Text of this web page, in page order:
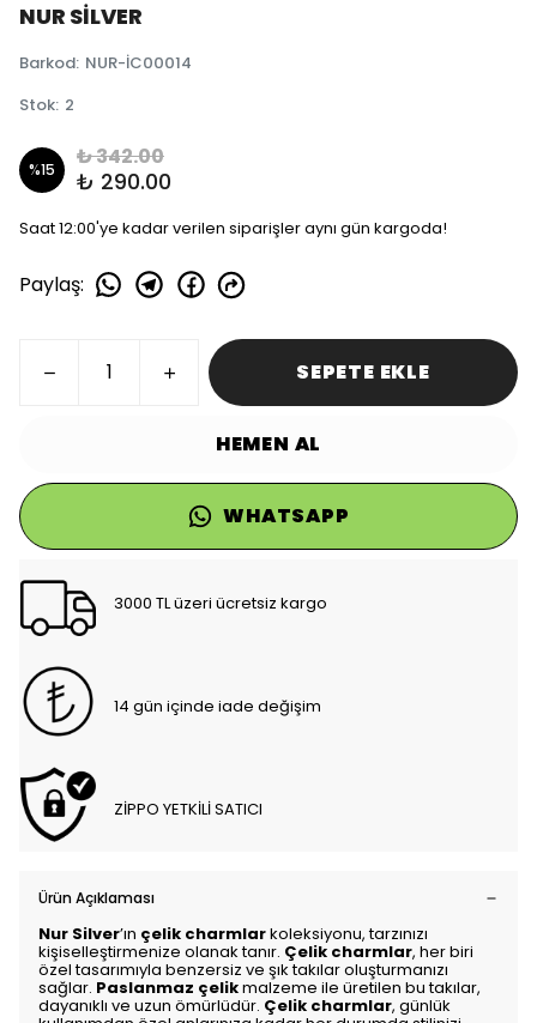
NUR SİLVER
Barkod: NUR-İC00014
Stok: 2
%15 ₺ 342.00
₺ 290.00
Saat 12:00'ye kadar verilen siparişler aynı gün kargoda!
Paylaş:
SEPETE EKLE
HEMEN AL
WHATSAPP
3000 TL üzeri ücretsiz kargo
14 gün içinde iade değişim
ZİPPO YETKİLİ SATICI
Ürün Açıklaması
Nur Silver’ın çelik charmlarkoleksiyonu, tarzınızı
kişiselleştirmenize olanak tanır. Çelik charmlar, her biri
özel tasarımıyla benzersiz ve şık takılar oluşturmanızı
sağlar. Paslanmaz çelikmalzeme ile üretilen bu takılar,
dayanıklı ve uzun ömürlüdür. Çelik charmlar, günlük